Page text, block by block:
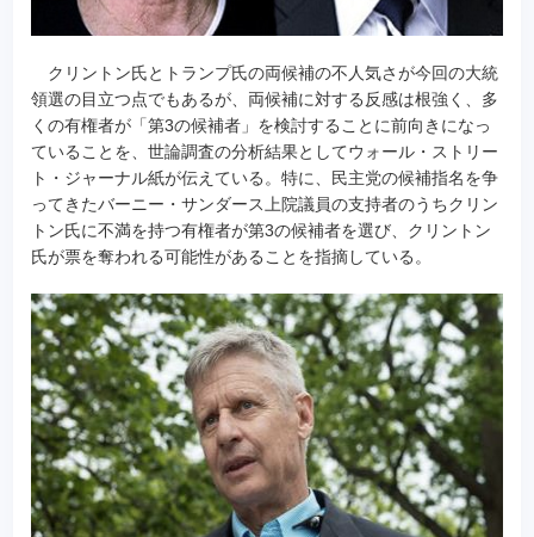
クリントン氏とトランプ氏の両候補の不人気さが今回の大統
領選の目立つ点でもあるが、両候補に対する反感は根強く、多
くの有権者が「第3の候補者」を検討することに前向きになっ
ていることを、世論調査の分析結果としてウォール・ストリー
ト・ジャーナル紙が伝えている。特に、民主党の候補指名を争
ってきたバーニー・サンダース上院議員の支持者のうちクリン
トン氏に不満を持つ有権者が第3の候補者を選び、クリントン
氏が票を奪われる可能性があることを指摘している。